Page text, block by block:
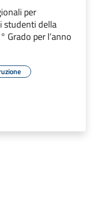
per
studenti della
Grado per l’anno